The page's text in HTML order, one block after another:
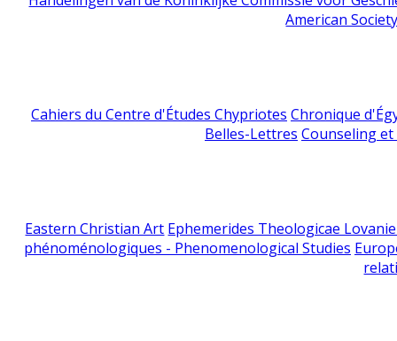
American
Cahiers du Centre d'Études Chypriotes Chronique
Belles-Lettres Counseling
Eastern Christian Art Ephemerides Theologicae
phénoménologiques - Phenomenological Studies